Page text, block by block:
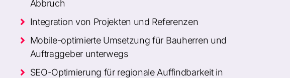
Abbruch
Integration von Projekten und Referenzen
Mobile-optimierte Umsetzung für Bauherren und
Auftraggeber unterwegs
SEO-Optimierung für regionale Auffindbarkeit in